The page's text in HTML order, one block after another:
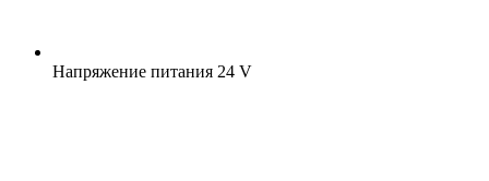
Напряжение питания 24 V